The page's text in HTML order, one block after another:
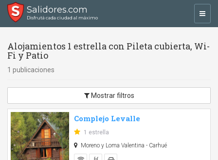
Salidores.com
Disfrutá cada ciudad al máximo
Alojamientos 1 estrella con Pileta cubierta, Wi-
Fi y Patio
1 publicaciones
Mostrar filtros
Complejo Levalle
1 estrella
Moreno y Loma Valentina - Carhué